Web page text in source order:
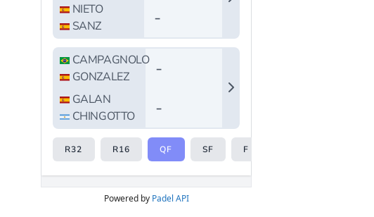
Powered by Padel API